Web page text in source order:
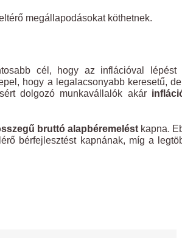
megállapodásokat köthetnek.
cél, hogy az inflációval lépést
hogy a legalacsonyabb keresetű,
dolgozó munkavállalók akár
bruttó alapbéremelést kapna.
bérfejlesztést kapnának, míg a